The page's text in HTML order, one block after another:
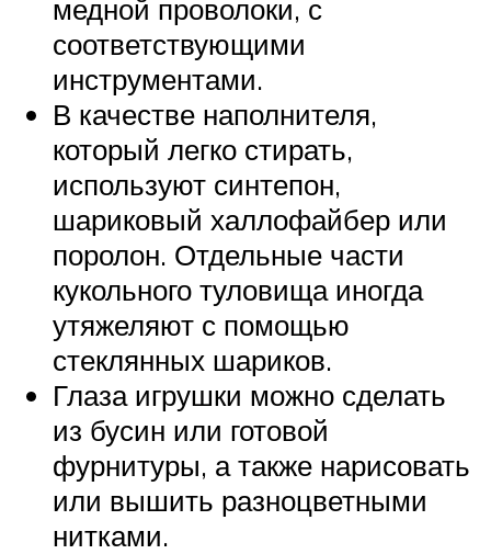
медной проволоки, с
соответствующими
инструментами.
В качестве наполнителя,
который легко стирать,
используют синтепон,
шариковый халлофайбер или
поролон. Отдельные части
кукольного туловища иногда
утяжеляют с помощью
стеклянных шариков.
Глаза игрушки можно сделать
из бусин или готовой
фурнитуры, а также нарисовать
или вышить разноцветными
нитками.